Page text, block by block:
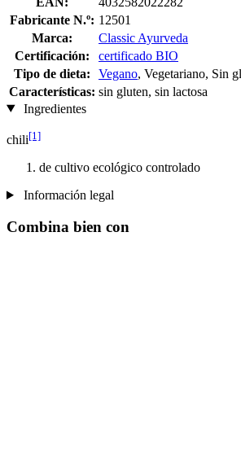
Fabricante N.º: 12501
Marca:
Classic Ayurveda
Certificación:
certificado BIO
Tipo de dieta:
Vegano, Vegetariano, Sin
Características: sin gluten, sin lactosa
Ingredientes
chili[1]
de cultivo ecológico controlado
Información legal
Combina bien con